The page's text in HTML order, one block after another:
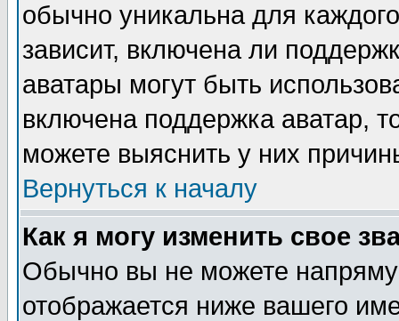
обычно уникальна для
зависит, включена ли
аватары могут быть
включена поддержка аватар,
можете выяснить у них
Вернуться к началу
Как я могу изменить свое
Обычно вы не можете
отображается ниже вашего